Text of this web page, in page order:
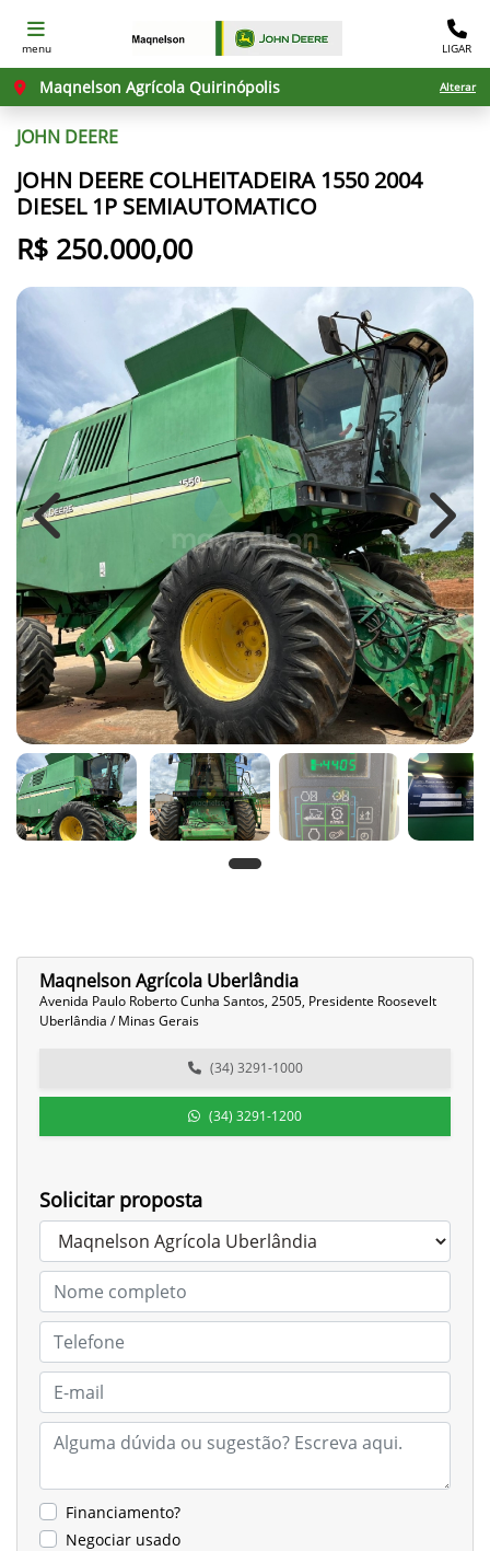
menu LIGAR
Maqnelson Agrícola Quirinópolis Alterar
JOHN DEERE
JOHN DEERE COLHEITADEIRA 1550 2004
DIESEL 1P SEMIAUTOMATICO
R$ 250.000,00
Previous Next
Maqnelson Agrícola Uberlândia
Avenida Paulo Roberto Cunha Santos, 2505, Presidente Roosevelt
Uberlândia / Minas Gerais
(34) 3291-1000
(34) 3291-1200
Solicitar proposta
Financiamento?
Negociar usado